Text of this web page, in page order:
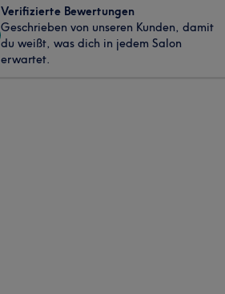
Verifizierte Bewertungen
Geschrieben von unseren Kunden, damit
du weißt, was dich in jedem Salon
erwartet.